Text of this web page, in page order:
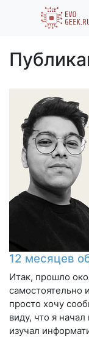
12 месяцев
Итак, прошло
самостоятельно
просто хочу
виду, что я
изучал